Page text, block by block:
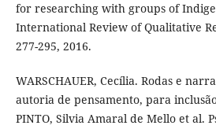
for researching with groups of
International Review of Qualitative
277-295, 2016.
WARSCHAUER, Cecília. Rodas e
autoria de pensamento, para
PINTO, Silvia Amaral de Mello et al.